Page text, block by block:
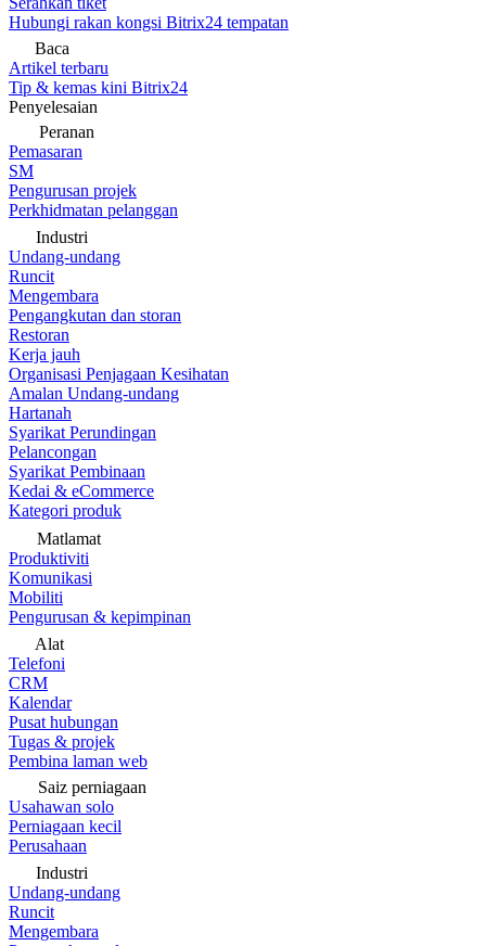
Hubungi rakan kongsi Bitrix24 tempatan
Baca
Artikel terbaru
Tip & kemas kini Bitrix24
Penyelesaian
Peranan
Pemasaran
SM
Pengurusan projek
Perkhidmatan pelanggan
Industri
Undang-undang
Runcit
Mengembara
Pengangkutan dan storan
Restoran
Kerja jauh
Organisasi Penjagaan Kesihatan
Amalan Undang-undang
Hartanah
Syarikat Perundingan
Pelancongan
Syarikat Pembinaan
Kedai & eCommerce
Kategori produk
Matlamat
Produktiviti
Komunikasi
Mobiliti
Pengurusan & kepimpinan
Alat
Telefoni
CRM
Kalendar
Pusat hubungan
Tugas & projek
Pembina laman web
Saiz perniagaan
Usahawan solo
Perniagaan kecil
Perusahaan
Industri
Undang-undang
Runcit
Mengembara